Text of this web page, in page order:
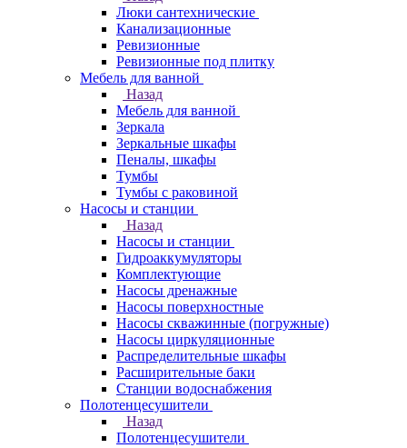
Люки сантехнические
Канализационные
Ревизионные
Ревизионные под плитку
Мебель для ванной
Назад
Мебель для ванной
Зеркала
Зеркальные шкафы
Пеналы, шкафы
Тумбы
Тумбы с раковиной
Насосы и станции
Назад
Насосы и станции
Гидроаккумуляторы
Комплектующие
Насосы дренажные
Насосы поверхностные
Насосы скважинные (погружные)
Насосы циркуляционные
Распределительные шкафы
Расширительные баки
Станции водоснабжения
Полотенцесушители
Назад
Полотенцесушители